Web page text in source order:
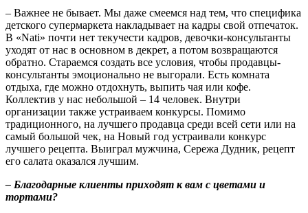
– Важнее не бывает. Мы даже смеемся над тем, что специфика
детского супермаркета накладывает на кадры свой отпечаток.
В «Nati» почти нет текучести кадров, девочки-консультанты
уходят от нас в основном в декрет, а потом возвращаются
обратно. Стараемся создать все условия, чтобы продавцы-
консультанты эмоционально не выгорали. Есть комната
отдыха, где можно отдохнуть, выпить чая или кофе.
Коллектив у нас небольшой – 14 человек. Внутри
организации также устраиваем конкурсы. Помимо
традиционного, на лучшего продавца среди всей сети или на
самый большой чек, на Новый год устраивали конкурс
лучшего рецепта. Выиграл мужчина, Сережа Дудник, рецепт
его салата оказался лучшим.
– Благодарные клиенты приходят к вам с цветами и
тортами?